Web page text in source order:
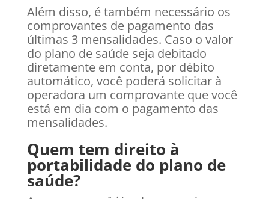
Além disso, é também necessário os
comprovantes de pagamento das
últimas 3 mensalidades. Caso o valor
do plano de saúde seja debitado
diretamente em conta, por débito
automático, você poderá solicitar à
operadora um comprovante que você
está em dia com o pagamento das
mensalidades.
Quem tem direito à
portabilidade do plano de
saúde?